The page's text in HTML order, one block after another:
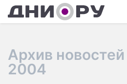
Архив
2004